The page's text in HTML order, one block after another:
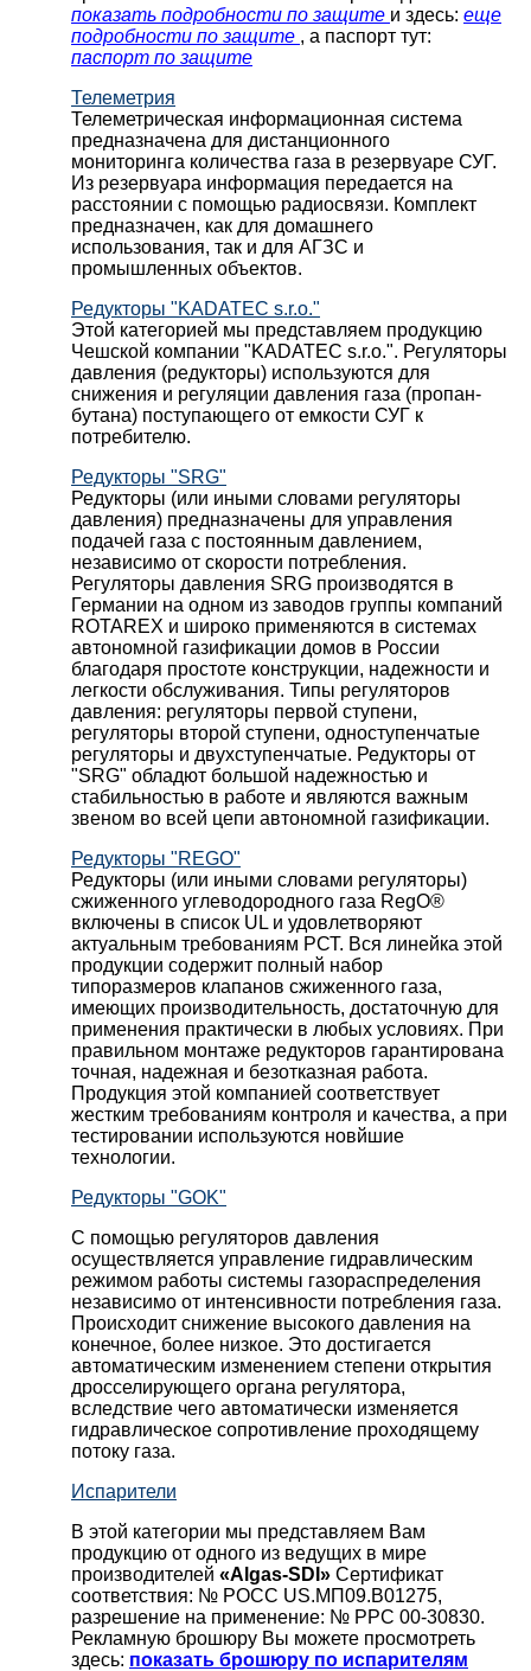
показать подробности по защите и здесь: еще
подробности по защите , а паспорт тут:
паспорт по защите
Телеметрия
Телеметрическая информационная система
предназначена для дистанционного
мониторинга количества газа в резервуаре СУГ.
Из резервуара информация передается на
расстоянии с помощью радиосвязи. Комплект
предназначен, как для домашнего
использования, так и для АГЗС и
промышленных объектов.
Редукторы "KADATEC s.r.o."
Этой категорией мы представляем продукцию
Чешской компании "KADATEC s.r.o.". Регуляторы
давления (редукторы) используются для
снижения и регуляции давления газа (пропан-
бутана) поступающего от емкости СУГ к
потребителю.
Редукторы "SRG"
Редукторы (или иными словами регуляторы
давления) предназначены для управления
подачей газа с постоянным давлением,
независимо от скорости потребления.
Регуляторы давления SRG производятся в
Германии на одном из заводов группы компаний
ROTAREX и широко применяются в системах
автономной газификации домов в России
благодаря простоте конструкции, надежности и
легкости обслуживания. Типы регуляторов
давления: регуляторы первой ступени,
регуляторы второй ступени, одноступенчатые
регуляторы и двухступенчатые. Редукторы от
"SRG" обладют большой надежностью и
стабильностью в работе и являются важным
звеном во всей цепи автономной газификации.
Редукторы "REGO"
Редукторы (или иными словами регуляторы)
сжиженного углеводородного газа RegO®
включены в список UL и удовлетворяют
актуальным требованиям РСТ. Вся линейка этой
продукции содержит полный набор
типоразмеров клапанов сжиженного газа,
имеющих производительность, достаточную для
применения практически в любых условиях. При
правильном монтаже редукторов гарантирована
точная, надежная и безотказная работа.
Продукция этой компанией соответствует
жестким требованиям контроля и качества, а при
тестировании используются новйшие
технологии.
Редукторы "GOK"
С помощью регуляторов давления
осуществляется управление гидравлическим
режимом работы системы газораспределения
независимо от интенсивности потребления газа.
Происходит снижение высокого давления на
конечное, более низкое. Это достигается
автоматическим изменением степени открытия
дросселирующего органа регулятора,
вследствие чего автоматически изменяется
гидравлическое сопротивление проходящему
потоку газа.
Испарители
В этой категории мы представляем Вам
продукцию от одного из ведущих в мире
производителей «Algas-SDI» Сертификат
соответствия: № РОСС US.МП09.В01275,
разрешение на применение: № РРС 00-30830.
Рекламную брошюру Вы можете просмотреть
здесь: показать брошюру по испарителям